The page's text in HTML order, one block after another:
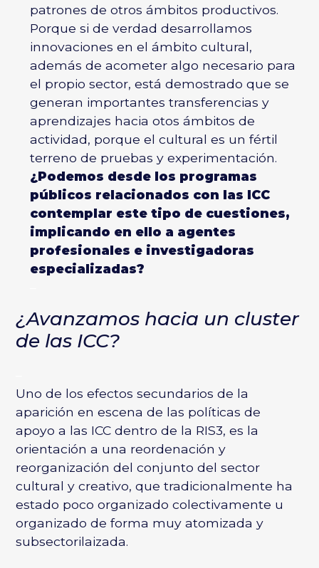
patrones de otros ámbitos productivos.
Porque si de verdad desarrollamos
innovaciones en el ámbito cultural,
además de acometer algo necesario para
el propio sector, está demostrado que se
generan importantes transferencias y
aprendizajes hacia otos ámbitos de
actividad, porque el cultural es un fértil
terreno de pruebas y experimentación.
¿Podemos desde los programas
públicos relacionados con las ICC
contemplar este tipo de cuestiones,
implicando en ello a agentes
profesionales e investigadoras
especializadas?
¿Avanzamos hacia un cluster
de las ICC?
Uno de los efectos secundarios de la
aparición en escena de las políticas de
apoyo a las ICC dentro de la RIS3, es la
orientación a una reordenación y
reorganización del conjunto del sector
cultural y creativo, que tradicionalmente ha
estado poco organizado colectivamente u
organizado de forma muy atomizada y
subsectorilaizada.